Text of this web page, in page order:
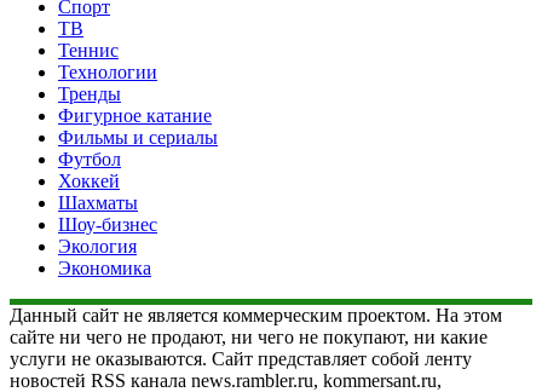
Спорт
ТВ
Теннис
Технологии
Тренды
Фигурное катание
Фильмы и сериалы
Футбол
Хоккей
Шахматы
Шоу-бизнес
Экология
Экономика
Данный сайт не является коммерческим проектом. На этом
сайте ни чего не продают, ни чего не покупают, ни какие
услуги не оказываются. Сайт представляет собой ленту
новостей RSS канала news.rambler.ru, kommersant.ru,